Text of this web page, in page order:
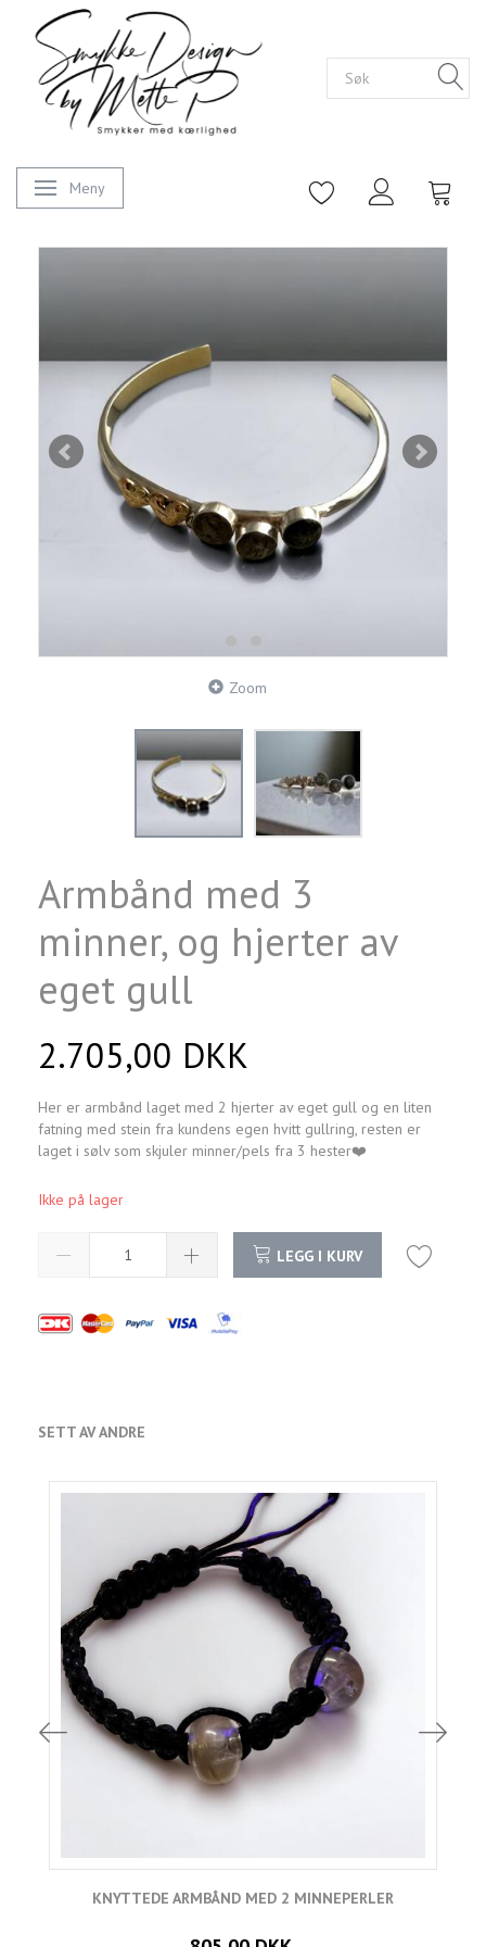
Veksle navigasjon
Meny
Zoom
Armbånd med 3
minner, og hjerter av
eget gull
2.705,00 DKK
Her er armbånd laget med 2 hjerter av eget gull og en liten
fatning med stein fra kundens egen hvitt gullring, resten er
laget i sølv som skjuler minner/pels fra 3 hester❤️
Ikke på lager
LEGG I KURV
SETT AV ANDRE
KNYTTEDE ARMBÅND MED 2 MINNEPERLER